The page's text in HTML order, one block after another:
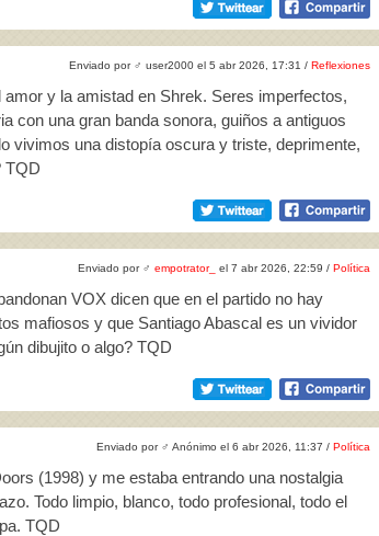
Enviado por ♂ user2000 el 5 abr 2026, 17:31 / Reflexiones
y la amistad en Shrek. Seres imperfectos,
con una gran banda sonora, guiños a antiguos
vivimos una distopía oscura y triste, deprimente,
TQD
Enviado por ♂ empotrator_ el 7 abr 2026, 22:59 / Política
VOX dicen que en el partido no hay
mafiosos y que Santiago Abascal es un vividor
dibujito o algo? TQD
Enviado por ♂ Anónimo el 6 abr 2026, 11:37 / Política
(1998) y me estaba entrando una nostalgia
Todo limpio, blanco, todo profesional, todo el
TQD